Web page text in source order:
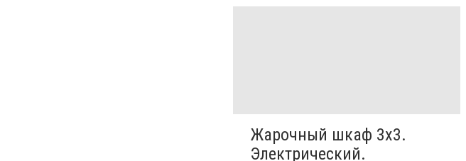
Жарочный шкаф 3х3.
Электрический.